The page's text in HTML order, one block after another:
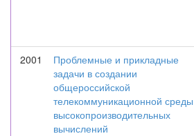
2001
Проблемные и прикладные
задачи в создании
общероссийской
телекоммуникационной среды
высокопроизводительных
вычислений